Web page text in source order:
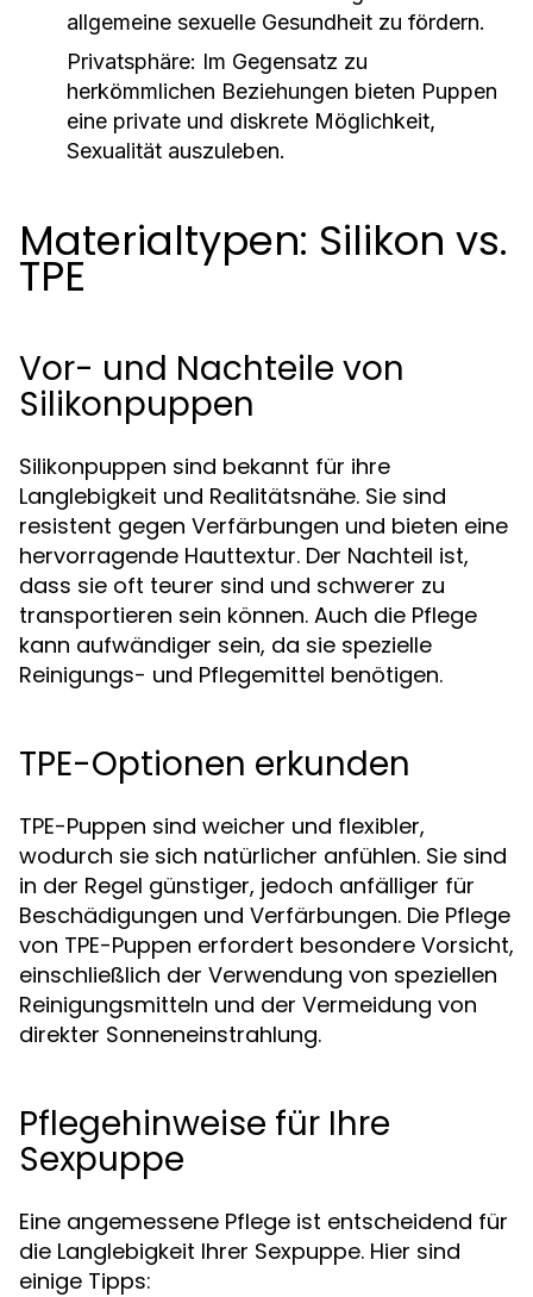
allgemeine sexuelle Gesundheit zu fördern.
Privatsphäre: Im Gegensatz zu
herkömmlichen Beziehungen bieten Puppen
eine private und diskrete Möglichkeit,
Sexualität auszuleben.
Materialtypen: Silikon vs.
TPE
Vor- und Nachteile von
Silikonpuppen
Silikonpuppen sind bekannt für ihre
Langlebigkeit und Realitätsnähe. Sie sind
resistent gegen Verfärbungen und bieten eine
hervorragende Hauttextur. Der Nachteil ist,
dass sie oft teurer sind und schwerer zu
transportieren sein können. Auch die Pflege
kann aufwändiger sein, da sie spezielle
Reinigungs- und Pflegemittel benötigen.
TPE-Optionen erkunden
TPE-Puppen sind weicher und flexibler,
wodurch sie sich natürlicher anfühlen. Sie sind
in der Regel günstiger, jedoch anfälliger für
Beschädigungen und Verfärbungen. Die Pflege
von TPE-Puppen erfordert besondere Vorsicht,
einschließlich der Verwendung von speziellen
Reinigungsmitteln und der Vermeidung von
direkter Sonneneinstrahlung.
Pflegehinweise für Ihre
Sexpuppe
Eine angemessene Pflege ist entscheidend für
die Langlebigkeit Ihrer Sexpuppe. Hier sind
einige Tipps: